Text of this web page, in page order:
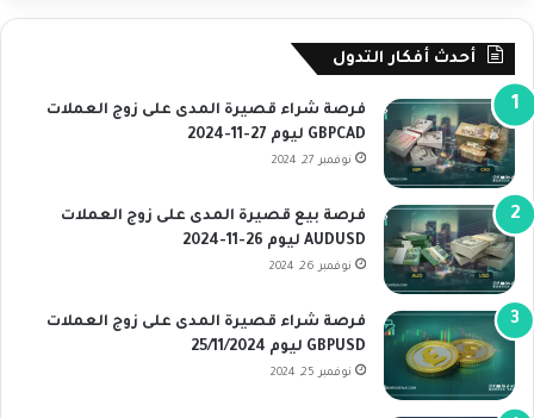
أحدث أفكار التدول
فرصة شراء قصيرة المدى على زوج العملات
GBPCAD ليوم 27-11-2024
نوفمبر 27, 2024
فرصة بيع قصيرة المدى على زوج العملات
AUDUSD ليوم 26-11-2024
نوفمبر 26, 2024
فرصة شراء قصيرة المدى على زوج العملات
GBPUSD ليوم 25/11/2024
نوفمبر 25, 2024